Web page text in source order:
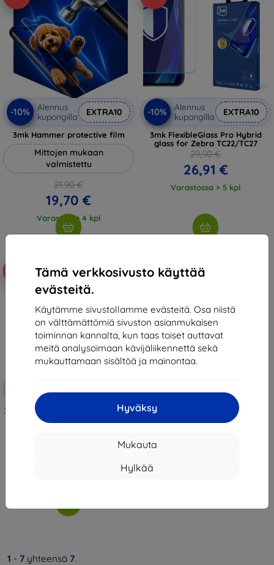
Tämä verkkosivusto käyttää
evästeitä.
Käytämme sivustollamme evästeitä. Osa niistä
on välttämättömiä sivuston asianmukaisen
toiminnan kannalta, kun taas toiset auttavat
meitä analysoimaan kävijäliikennettä sekä
mukauttamaan sisältöä ja mainontaa.
Hyväksy
Mukauta
Hylkää
-10%
Alennus
kupongilla
EXTRA10
3mk Hammer protective film
Mittojen mukaan
valmistettu
21,90 €
19,70 €
Varastossa 4 kpl
-10%
Alennus
kupongilla
EXTRA10
3mk FlexibleGlass Pro Hybrid
glass for Zebra TC22/TC27
29,90 €
26,91 €
Varastossa > 5 kpl
kupongilla
3mk Lens Protection Hybrid glass
for Zebra TC22/TC27
1 - 7 yhteensä 7.